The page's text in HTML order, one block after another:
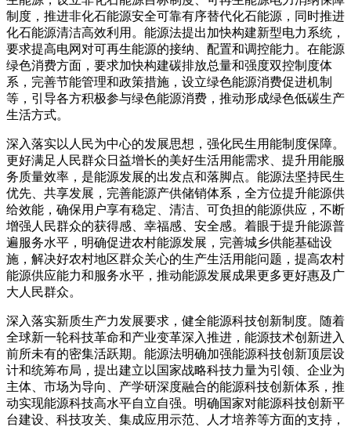
制度，推进非化石能源安全可靠有序替代化石能源，同时推进
化石能源清洁高效利用。能源法提出加快构建新型电力系统，
要求提高电网对可再生能源的接纳、配置和调控能力。在能源
绿色消费方面，要求加快构建碳排放总量和强度双控制度体
系，完善节能管理和政策措施，设立绿色能源消费促进机制
等，引导各方积极参与绿色能源消费，推动形成绿色低碳生产
生活方式。
深入落实以人民为中心的发展思想，强化民生用能制度保障。
更好满足人民群众日益增长的美好生活用能需求、提升用能服
务质量效率，是能源发展的出发点和落脚点。能源法坚持民生
优先、共享发展，完善能源产供储销体系，全方位提升能源供
给效能，确保用户享有稳定、清洁、可负担的能源供应，不断
增强人民群众的获得感、幸福感、安全感。着眼于提升能源普
遍服务水平，明确促进农村能源发展，完善城乡供能基础设
施，解决好农村地区群众关心的生产生活用能问题，提高农村
能源供应能力和服务水平，推动能源发展成果更多更好惠及广
大人民群众。
深入落实新质生产力发展要求，健全能源科技创新制度。随着
全球新一轮科技革命和产业变革深入推进，能源技术创新进入
前所未有的密集活跃期。能源法明确加强能源科技创新顶层设
计和统筹布局，提出建立以国家战略科技力量为引领、企业为
主体、市场为导向、产学研深度融合的能源科技创新体系，推
动实现能源科技高水平自立自强。明确国家对能源科技创新平
台建设、科技攻关、集成应用示范、人才培养等方面的支持，